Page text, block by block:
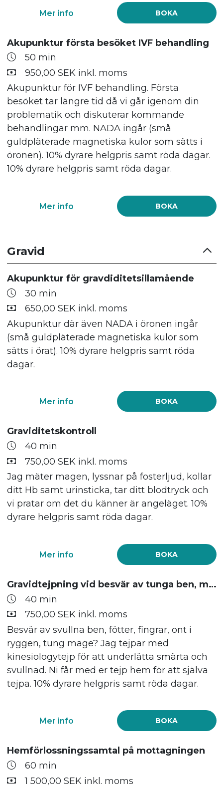
BOKA
Mer info
Akupunktur första besöket IVF behandling
50 min
950,00 SEK inkl. moms
Akupunktur för IVF behandling. Första
besöket tar längre tid då vi går igenom din
problematik och diskuterar kommande
behandlingar mm. NADA ingår (små
guldpläterade magnetiska kulor som sätts i
öronen). 10% dyrare helgpris samt röda dagar.
10% dyrare helgpris samt röda dagar.
BOKA
Mer info
Gravid
Akupunktur för gravdiditetsillamående
30 min
650,00 SEK inkl. moms
Akupunktur där även NADA i öronen ingår
(små guldpläterade magnetiska kulor som
sätts i örat). 10% dyrare helgpris samt röda
dagar.
BOKA
Mer info
Graviditetskontroll
40 min
750,00 SEK inkl. moms
Jag mäter magen, lyssnar på fosterljud, kollar
ditt Hb samt urinsticka, tar ditt blodtryck och
vi pratar om det du känner är angeläget. 10%
dyrare helgpris samt röda dagar.
BOKA
Mer info
Gravidtejpning vid besvär av tunga ben, mage, rygg, svullna fingrar
40 min
750,00 SEK inkl. moms
Besvär av svullna ben, fötter, fingrar, ont i
ryggen, tung mage? Jag tejpar med
kinesiologytejp för att underlätta smärta och
svullnad. Ni får med er tejp hem för att själva
tejpa. 10% dyrare helgpris samt röda dagar.
BOKA
Mer info
Hemförlossningssamtal på mottagningen
60 min
1 500,00 SEK inkl. moms